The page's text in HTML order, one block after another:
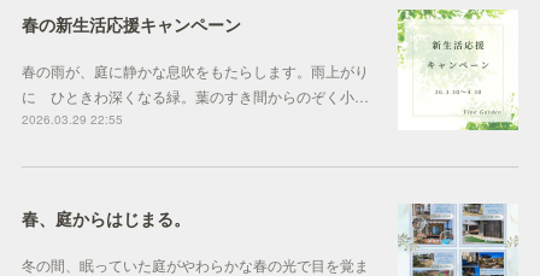
春の新生活応援キャンペーン
春の雨が、庭に静かな息吹をもたらします。雨上がり
に ひときわ深くなる緑。葉のすき間からのぞく小…
2026.03.29 22:55
春、庭からはじまる。
冬の間、眠っていた庭がやわらかな春の光で目を覚ま